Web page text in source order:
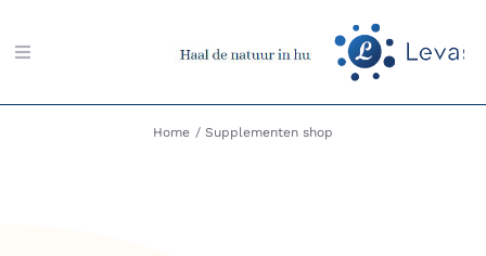
naar
Toggle
Home Supplementen shop